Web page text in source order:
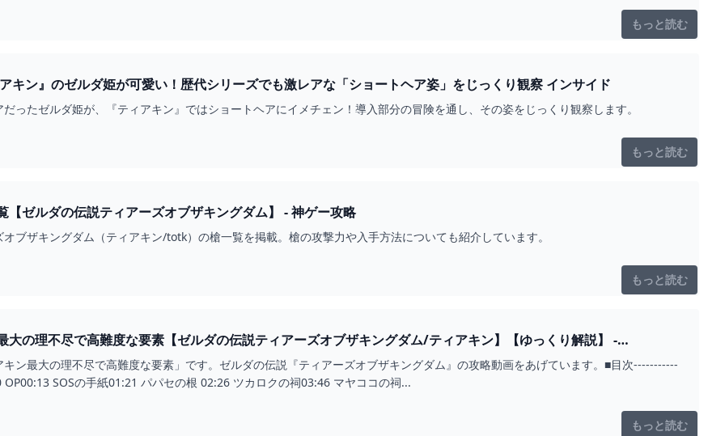
もっと読む
『ゼルダの伝説 ティアキン』のゼルダ姫が可愛い！歴代シリーズでも激レアな「ショートヘア姿」をじっくり観察 インサイド
ったゼルダ姫が、『ティアキン』ではショートヘアにイメチェン！導入部分の冒険を通し、その姿をじっくり観察します。
もっと読む
【ゼルダの伝説ティアーズオブザキングダム】 - 神ゲー攻略
ブザキングダム（ティアキン/totk）の槍一覧を掲載。槍の攻撃力や入手方法についても紹介しています。
もっと読む
大の理不尽で高難度な要素【ゼルダの伝説ティアーズオブザキングダム/ティアキン】【ゆっくり解説】 -
ン最大の理不尽で高難度な要素」です。ゼルダの伝説『ティアーズオブザキングダム』の攻略動画をあげています。■目次-----------
SOSの手紙01:21 パパセの根 02:26 ツカロクの祠03:46 マヤココの祠...
もっと読む